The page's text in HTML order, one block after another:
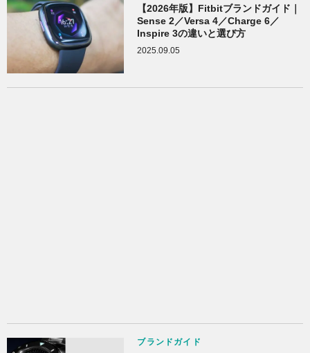
【2026年版】Fitbitブランドガイド｜
Sense 2／Versa 4／Charge 6／
Inspire 3の違いと選び方
2025.09.05
ブランドガイド